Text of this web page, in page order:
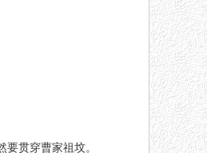
贯穿曹家祖坟。